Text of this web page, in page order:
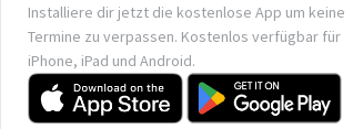
Installiere dir jetzt die kostenlose App um keine
Termine zu verpassen. Kostenlos verfügbar für
iPhone, iPad und Android.